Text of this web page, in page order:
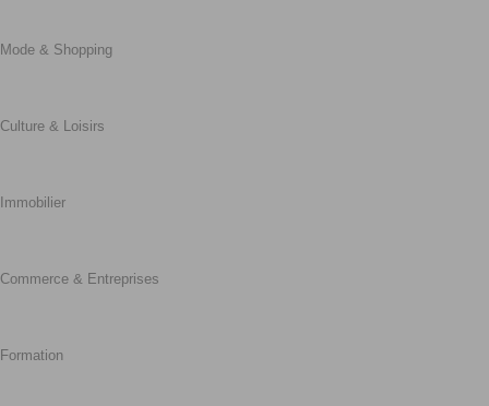
Mode & Shopping
Culture & Loisirs
Immobilier
Commerce & Entreprises
Formation